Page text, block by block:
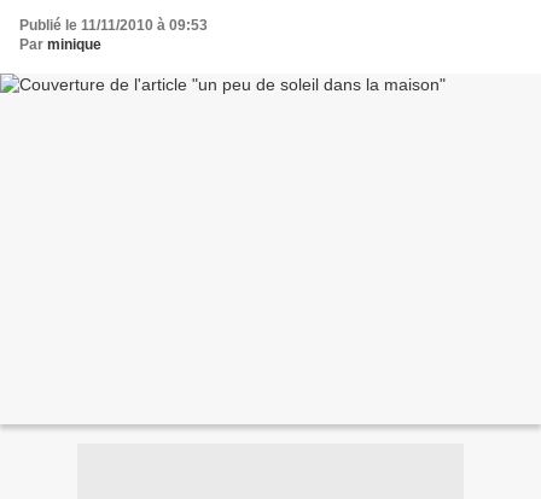
Publié le 11/11/2010 à 09:53
Par minique